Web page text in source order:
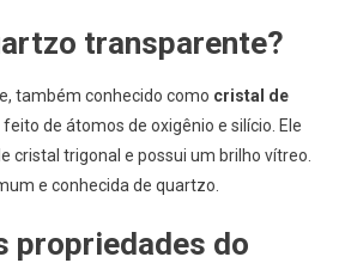
transparente?
também conhecido como cristal de
de átomos de oxigênio e silício. Ele
cristal trigonal e possui um brilho vítreo.
e conhecida de quartzo.
propriedades do